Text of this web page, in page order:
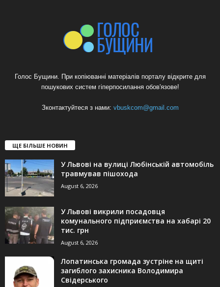
Голос Бущини. При копіюванні матеріалів порталу відкрите для
пошукових систем гіперпосилання обов'язове!
Зконтактуйтеся з нами: vbuskcom@gmail.com
ЩЕ БІЛЬШЕ НОВИН
У Львові на вулиці Любінській автомобіль
травмував пішохода
August 6, 2026
У Львові викрили посадовця
комунального підприємства на хабарі 20
тис. грн
August 6, 2026
Лопатинська громада зустріне на щиті
загиблого захисника Володимира
Свідерського